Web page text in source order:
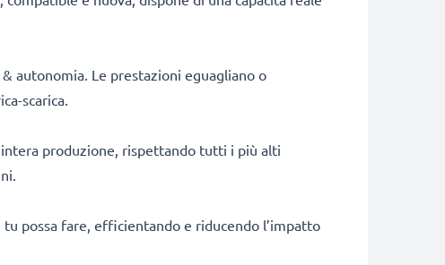
autonomia. Le prestazioni eguagliano o
scarica.
produzione, rispettando tutti i più alti
possa fare, efficientando e riducendo l’impatto